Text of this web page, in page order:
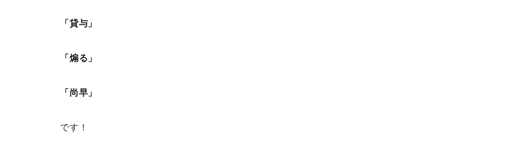
「貸与」
「煽る」
「尚早」
です！